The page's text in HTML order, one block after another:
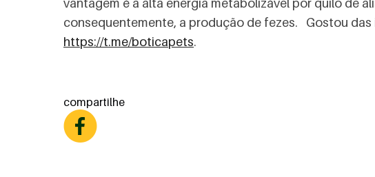
vantagem é a alta energia metabolizável por quilo de
consequentemente, a produção de fezes. Gostou
https://t.me/boticapets.
compartilhe